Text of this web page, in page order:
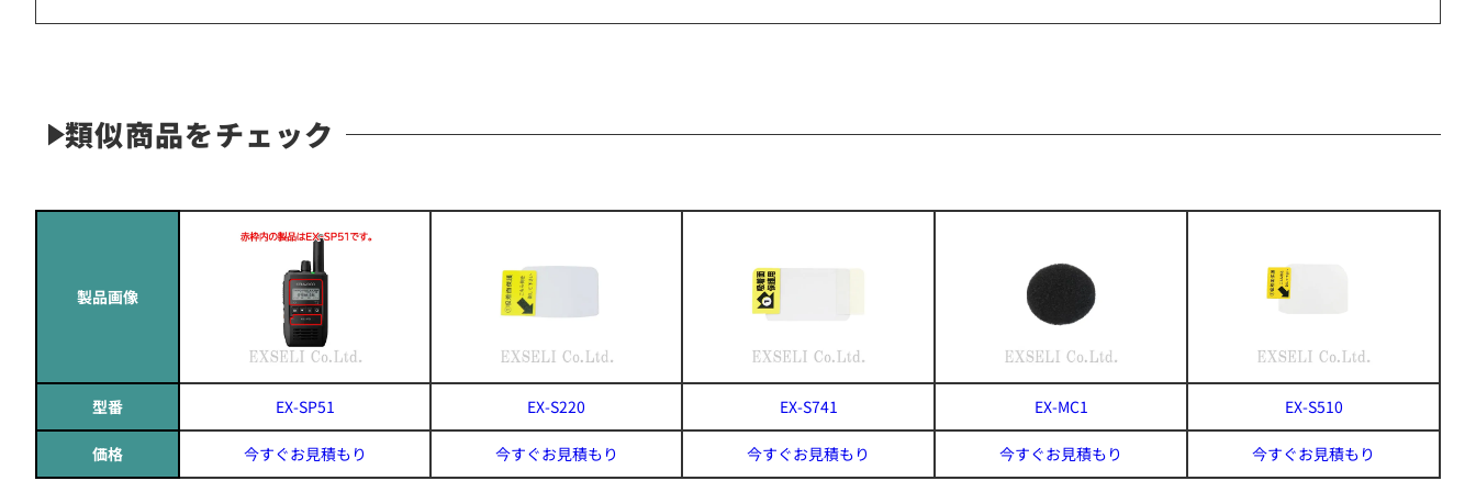
類似商品をチェック
製品画像
型番 EX-SP51 EX-S220 EX-S741 EX-MC1 EX-S510
価格 今すぐお見積もり 今すぐお見積もり 今すぐお見積もり 今すぐお見積もり 今すぐお見積もり